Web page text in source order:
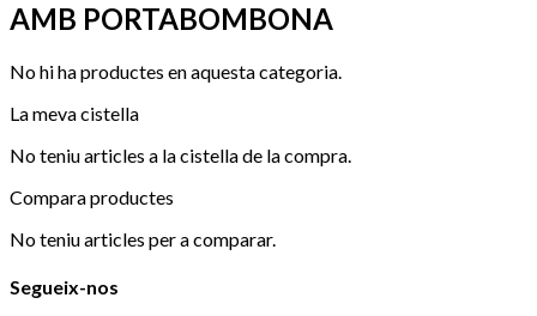
AMB PORTABOMBONA
No hi ha productes en aquesta categoria.
La meva cistella
No teniu articles a la cistella de la compra.
Compara productes
No teniu articles per a comparar.
Segueix-nos